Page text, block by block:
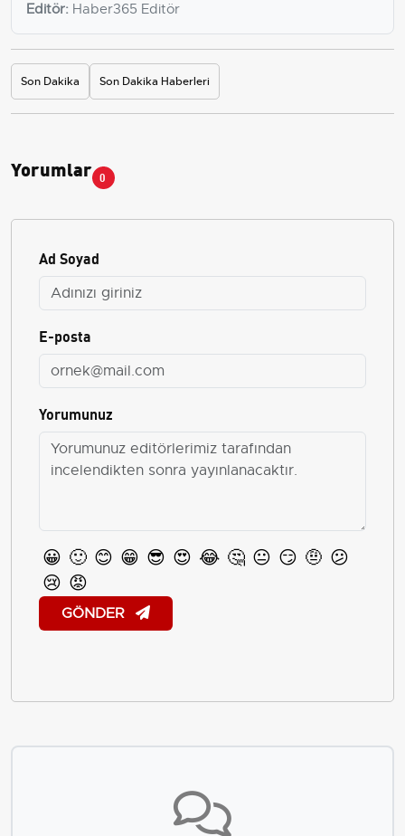
Editör: Haber365 Editör
Son Dakika Son Dakika Haberleri
Yorumlar 0
Ad Soyad
E-posta
Yorumunuz
😀 🙂 😊 😁 😎 😍 😂 🤔 😐 😏 🤨 😕
😢 😡
GÖNDER